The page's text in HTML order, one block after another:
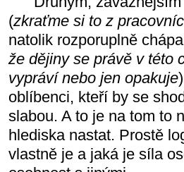
(zkraťme si to z
natolik rozporuplně
že dějiny se právě v této
vypráví nebo jen opakuje
oblíbenci, kteří by se
slabou. A to je na tom to
hlediska nastat. Prostě
vlastně je a jaká je síla